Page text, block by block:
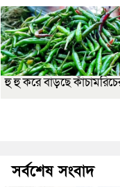
হু হু করে বাড়ছে
সর্বশেষ সংবাদ